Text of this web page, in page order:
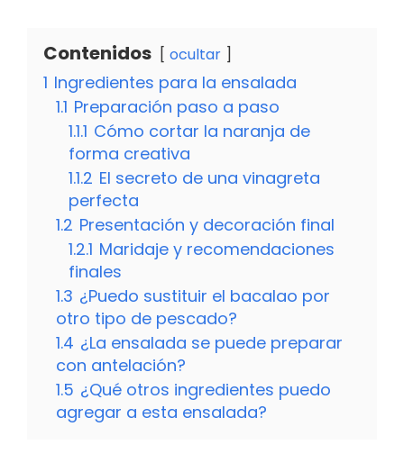
Contenidos ocultar
1 Ingredientes para la ensalada
1.1 Preparación paso a paso
1.1.1 Cómo cortar la naranja de
forma creativa
1.1.2 El secreto de una vinagreta
perfecta
1.2 Presentación y decoración final
1.2.1 Maridaje y recomendaciones
finales
1.3 ¿Puedo sustituir el bacalao por
otro tipo de pescado?
1.4 ¿La ensalada se puede preparar
con antelación?
1.5 ¿Qué otros ingredientes puedo
agregar a esta ensalada?